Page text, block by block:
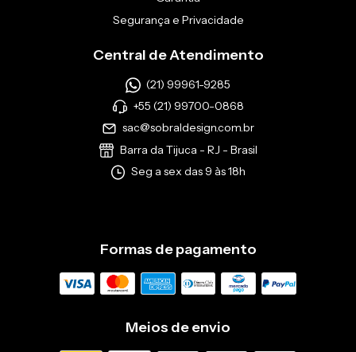
Segurança e Privacidade
Central de Atendimento
(21) 99961-9285
+55 (21) 99700-0868
sac@sobraldesign.com.br
Barra da Tijuca - RJ - Brasil
Seg a sex das 9 às 18h
Formas de pagamento
Meios de envio